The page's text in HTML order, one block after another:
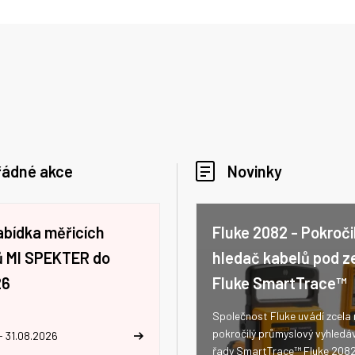
akce
měřicích
SPEKTER do
31.08.2026
Novinky
Fluke 2082 -
hledač kabelů pod
Fluke SmartTrace™
Společnost Fluke uvádí zcela
pokročilý průmyslový
řady SmartTrace™ Fluke